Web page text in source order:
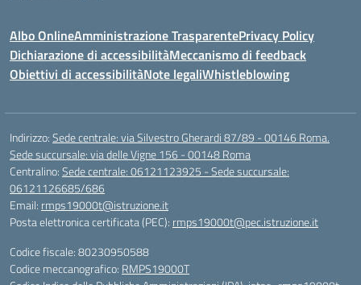
Albo OnlineAmministrazione TrasparentePrivacy Policy
Dichiarazione di accessibilitàMeccanismo di feedback
Obiettivi di accessibilitàNote legaliWhistleblowing
Indirizzo:Sede centrale: via Silvestro Gherardi 87/89 - 00146 Roma.
Sede succursale: via delle Vigne 156 - 00148 Roma
Centralino:Sede centrale: 06121123925 - Sede succursale:
06121126685/686
Email: rmps19000t@istruzione.it
Posta elettronica certificata (PEC): rmps19000t@pec.istruzione.it
Codice fiscale: 80230950588
Codice meccanografico: RMPS19000T